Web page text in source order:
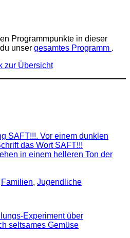
Programmpunkte in dieser
unser gesamtes Programm .
zur Übersicht
Familien, Jugendliche
Experiment über
seltsames Gemüse